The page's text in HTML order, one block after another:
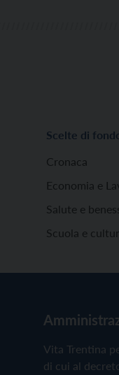
Scelte di
Cronaca
Economia e
Salute e
Scuola e
Vita Trentina
di cui al